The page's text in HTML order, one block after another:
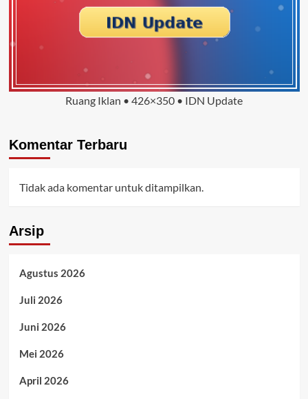
Ruang Iklan • 426×350 • IDN Update
Komentar Terbaru
Tidak ada komentar untuk ditampilkan.
Arsip
Agustus 2026
Juli 2026
Juni 2026
Mei 2026
April 2026